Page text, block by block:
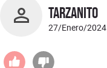
Tarzanito
27/Enero/2024